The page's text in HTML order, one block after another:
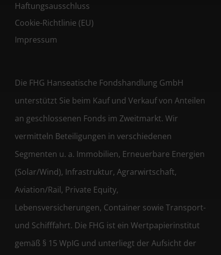
Haftungsausschluss
Cookie-Richtlinie (EU)
Impressum
Die FHG Hanseatische Fondshandlung GmbH
unterstützt Sie beim Kauf und Verkauf von Anteilen
an geschlossenen Fonds im Zweitmarkt. Wir
vermitteln Beteiligungen in verschiedenen
Segmenten u. a. Immobilien, Erneuerbare Energien
(Solar/Wind), Infrastruktur, Agrarwirtschaft,
Aviation/Rail, Private Equity,
Lebensversicherungen, Container sowie Transport-
und Schifffahrt. Die FHG ist ein Wertpapierinstitut
gemäß § 15 WpIG und unterliegt der Aufsicht der